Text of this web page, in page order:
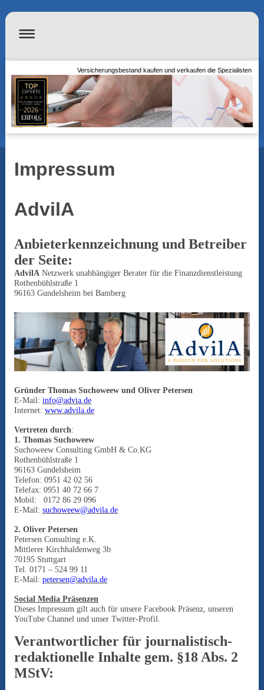
Versicherungsbestand kaufen und verkaufen die Spezialisten
Impressum
AdvilA
Anbieterkennzeichnung und Betreiber
der Seite:
AdvilA Netzwerk unabhängiger Berater für die Finanzdienstleistung
Rothenbühlstraße 1
96163 Gundelsheim bei Bamberg
Gründer Thomas Suchoweew und Oliver Petersen
E-Mail: info@advia.de
Internet: www.advila.de
Vertreten durch:
1. Thomas Suchoweew
Suchoweew Consulting GmbH & Co.KG
Rothenbühlstraße 1
96163 Gundelsheim
Telefon: 0951 42 02 56
Telefax: 0951 40 72 66 7
Mobil: 0172 86 29 096
E-Mail: suchoweew@advila.de
2. Oliver Petersen
Petersen Consulting e.K.
Mittlerer Kirchhaldenweg 3b
70195 Stuttgart
Tel. 0171 – 524 99 11
E-Mail: petersen@advila.de
Social Media Präsenzen
Dieses Impressum gilt auch für unsere Facebook Präsenz, unseren
YouTube Channel und unser Twitter-Profil.
Verantwortlicher für journalistisch-
redaktionelle Inhalte gem. §18 Abs. 2
MStV: